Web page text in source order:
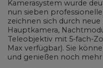
Kamerasystem wurde
nun sieben
zeichnen sich durch
Hauptkamera,
Teleobjektiv mit 5-fach-
Max verfügbar). Sie
und genießen noch mehr